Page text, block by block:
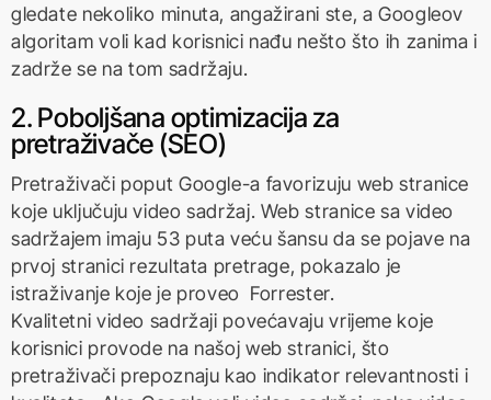
gledate nekoliko minuta, angažirani ste, a Googleov
algoritam voli kad korisnici nađu nešto što ih zanima i
zadrže se na tom sadržaju.
2. Poboljšana optimizacija za
pretraživače (SEO)
Pretraživači poput Google-a favorizuju web stranice
koje uključuju video sadržaj. Web stranice sa video
sadržajem imaju 53 puta veću šansu da se pojave na
prvoj stranici rezultata pretrage, pokazalo je
istraživanje koje je proveo Forrester.
Kvalitetni video sadržaji povećavaju vrijeme koje
korisnici provode na našoj web stranici, što
pretraživači prepoznaju kao indikator relevantnosti i